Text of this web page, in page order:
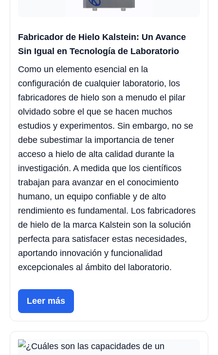
Fabricador de Hielo Kalstein: Un Avance
Sin Igual en Tecnología de Laboratorio
Como un elemento esencial en la
configuración de cualquier laboratorio, los
fabricadores de hielo son a menudo el pilar
olvidado sobre el que se hacen muchos
estudios y experimentos. Sin embargo, no se
debe subestimar la importancia de tener
acceso a hielo de alta calidad durante la
investigación. A medida que los científicos
trabajan para avanzar en el conocimiento
humano, un equipo confiable y de alto
rendimiento es fundamental. Los fabricadores
de hielo de la marca Kalstein son la solución
perfecta para satisfacer estas necesidades,
aportando innovación y funcionalidad
excepcionales al ámbito del laboratorio.
Leer más